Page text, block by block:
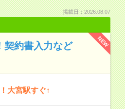
掲載日：2026.08.07
NEW
契約書入力など
大宮駅すぐ↑